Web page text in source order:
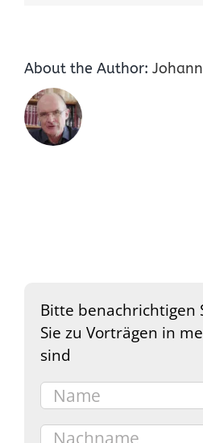
About the Author:
Bitte benachrichtigen
Sie zu Vorträgen in
sind